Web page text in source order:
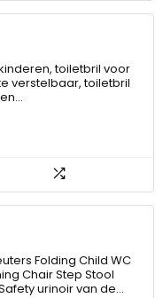
toiletbril voor
verstelbaar, toiletbril
Folding Child WC
Chair Step Stool
urinoir van de…